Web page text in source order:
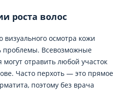
роста волос
визуального осмотра кожи
проблемы. Всевозможные
отравить любой участок
Часто перхоть — это прямое
поэтому без врача